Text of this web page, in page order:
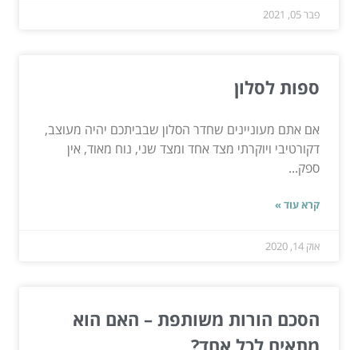
פבר 05, 2021
ספות לסלון
אם אתם מעוניינים שחדר הסלון שבביתכם יהיה מעוצב,
דקורטיבי ויוקרתי מצד אחד ומצד שני, נוח מאוד, אין
ספק...
קרא עוד »
אוק 14, 2020
הסכם הורות משותפת – האם הוא